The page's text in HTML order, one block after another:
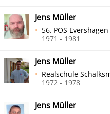
Jens Müller
56. POS
1971 - 1981
Jens Müller
Realschule
1972 - 1978
Jens Müller